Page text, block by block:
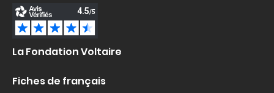
La Fondation Voltaire
Fiches de français